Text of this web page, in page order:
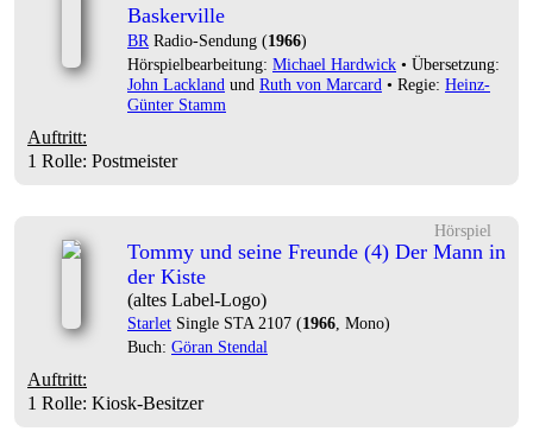
Baskerville
BR Radio-Sendung (1966)
Hörspielbearbeitung: Michael Hardwick • Übersetzung:
John Lackland und Ruth von Marcard • Regie: Heinz-
Günter Stamm
Auftritt:
1 Rolle: Postmeister
Hörspiel
Tommy und seine Freunde (4) Der Mann in
der Kiste
(altes Label-Logo)
Starlet Single STA 2107 (1966 , Mono)
Buch: Göran Stendal
Auftritt:
1 Rolle: Kiosk-Besitzer